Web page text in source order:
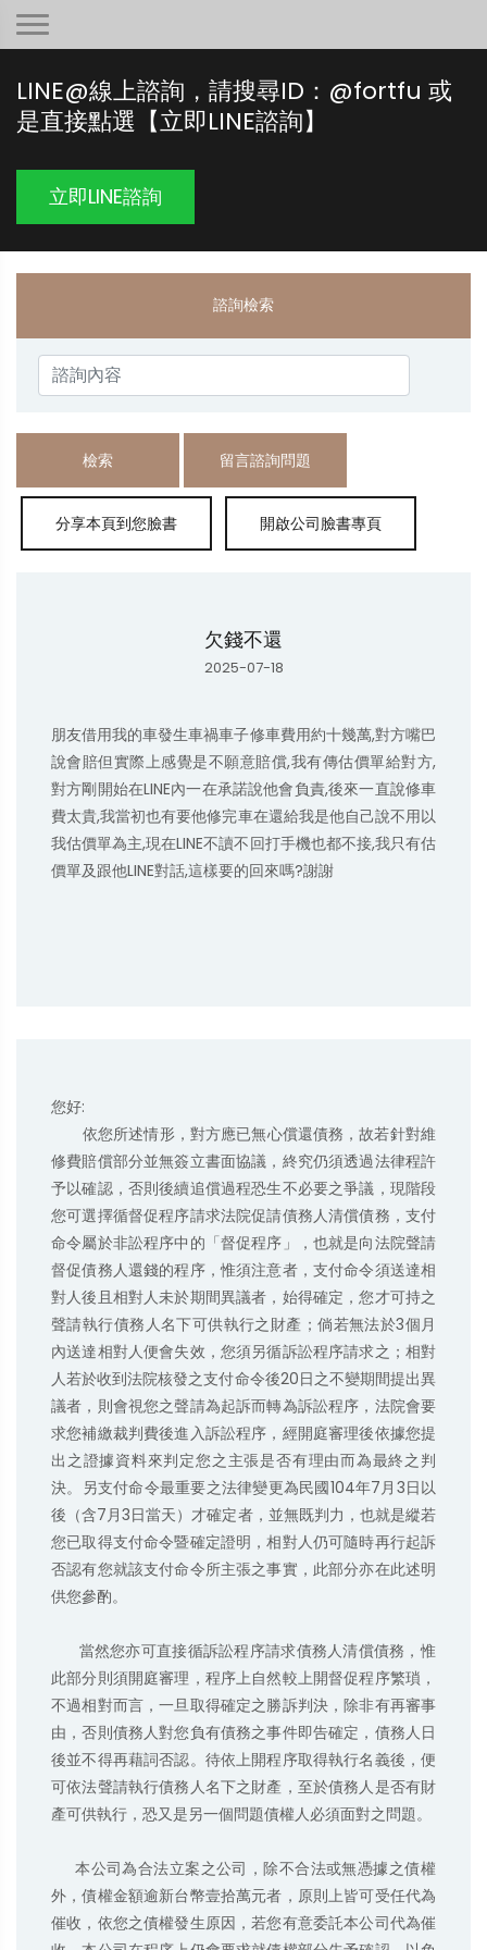
LINE@線上諮詢，請搜尋ID：@fortfu 或
是直接點選【立即LINE諮詢】
立即LINE諮詢
諮詢檢索
檢索 留言諮詢問題
欠錢不還
2025-07-18
朋友借用我的車發生車禍車子修車費用約十幾萬,對方嘴巴
說會賠但實際上感覺是不願意賠償,我有傳估價單給對方,
對方剛開始在LINE內一在承諾說他會負責,後來一直說修車
費太貴,我當初也有要他修完車在還給我是他自己說不用以
我估價單為主,現在LINE不讀不回打手機也都不接,我只有估
價單及跟他LINE對話,這樣要的回來嗎?謝謝
您好:
修費賠償部分並無簽立書面協議，終究仍須透過法律程許
予以確認，否則後續追償過程恐生不必要之爭議，現階段
您可選擇循督促程序請求法院促請債務人清償債務，支付
命令屬於非訟程序中的「督促程序」，也就是向法院聲請
督促債務人還錢的程序，惟須注意者，支付命令須送達相
對人後且相對人未於期間異議者，始得確定，您才可持之
聲請執行債務人名下可供執行之財產；倘若無法於3個月
內送達相對人便會失效，您須另循訴訟程序請求之；相對
人若於收到法院核發之支付命令後20日之不變期間提出異
議者，則會視您之聲請為起訴而轉為訴訟程序，法院會要
求您補繳裁判費後進入訴訟程序，經開庭審理後依據您提
出之證據資料來判定您之主張是否有理由而為最終之判
決。另支付命令最重要之法律變更為民國104年7月3日以
後（含7月3日當天）才確定者，並無既判力，也就是縱若
您已取得支付命令暨確定證明，相對人仍可隨時再行起訴
否認有您就該支付命令所主張之事實，此部分亦在此述明
供您參酌。
此部分則須開庭審理，程序上自然較上開督促程序繁瑣，
不過相對而言，一旦取得確定之勝訴判決，除非有再審事
由，否則債務人對您負有債務之事件即告確定，債務人日
後並不得再藉詞否認。待依上開程序取得執行名義後，便
可依法聲請執行債務人名下之財產，至於債務人是否有財
產可供執行，恐又是另一個問題債權人必須面對之問題。
     本公司為合法立案之公司，除不合法或無憑據之債權
外，債權金額逾新台幣壹拾萬元者，原則上皆可受任代為
催收，依您之債權發生原因，若您有意委託本公司代為催